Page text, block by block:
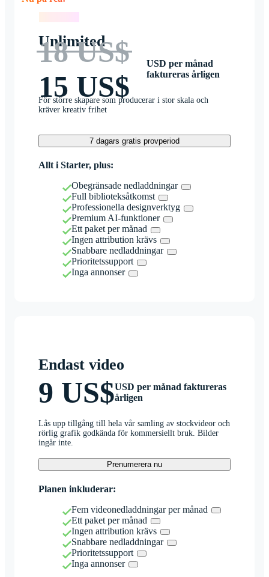
Unlimited
18 US$
15 US$
USD per månad
faktureras årligen
För större skapare som producerar i stor skala och
kräver kreativ frihet
7 dagars gratis provperiod
Allt i Starter, plus:
Obegränsade nedladdningar
Full biblioteksåtkomst
Professionella designverktyg
Premium AI-funktioner
Ett paket per månad
Ingen attribution krävs
Snabbare nedladdningar
Prioritetssupport
Inga annonser
Endast video
9 US$USD per månad faktureras
årligen
Lås upp tillgång till hela vår samling av stockvideor och
rörlig grafik godkända för kommersiellt bruk. Bilder
ingår inte.
Prenumerera nu
Planen inkluderar:
Fem videonedladdningar per månad
Ett paket per månad
Ingen attribution krävs
Snabbare nedladdningar
Prioritetssupport
Inga annonser